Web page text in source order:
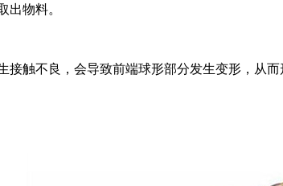
出物料。
不良，会导致前端球形部分发生变形，从